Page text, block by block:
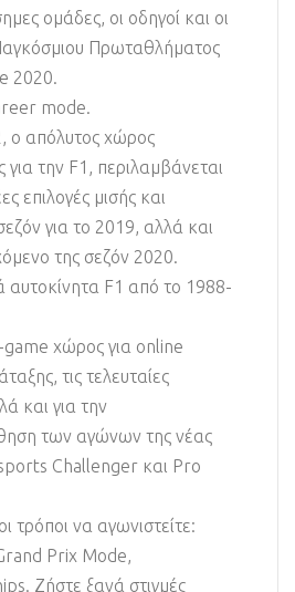
ομάδες, οι οδηγοί και οι
Πρωταθλήματος
2020.
mode.
ο απόλυτος χώρος
για την F1, περιλαμβάνεται
επιλογές μισής και
για το 2019, αλλά και
της σεζόν 2020.
αυτοκίνητα F1 από το 1988-
χώρος για online
τις τελευταίες
και για την
των αγώνων της νέας
Challenger και Pro
τρόποι να αγωνιστείτε:
Prix Mode,
Ζήστε ξανά στιγμές